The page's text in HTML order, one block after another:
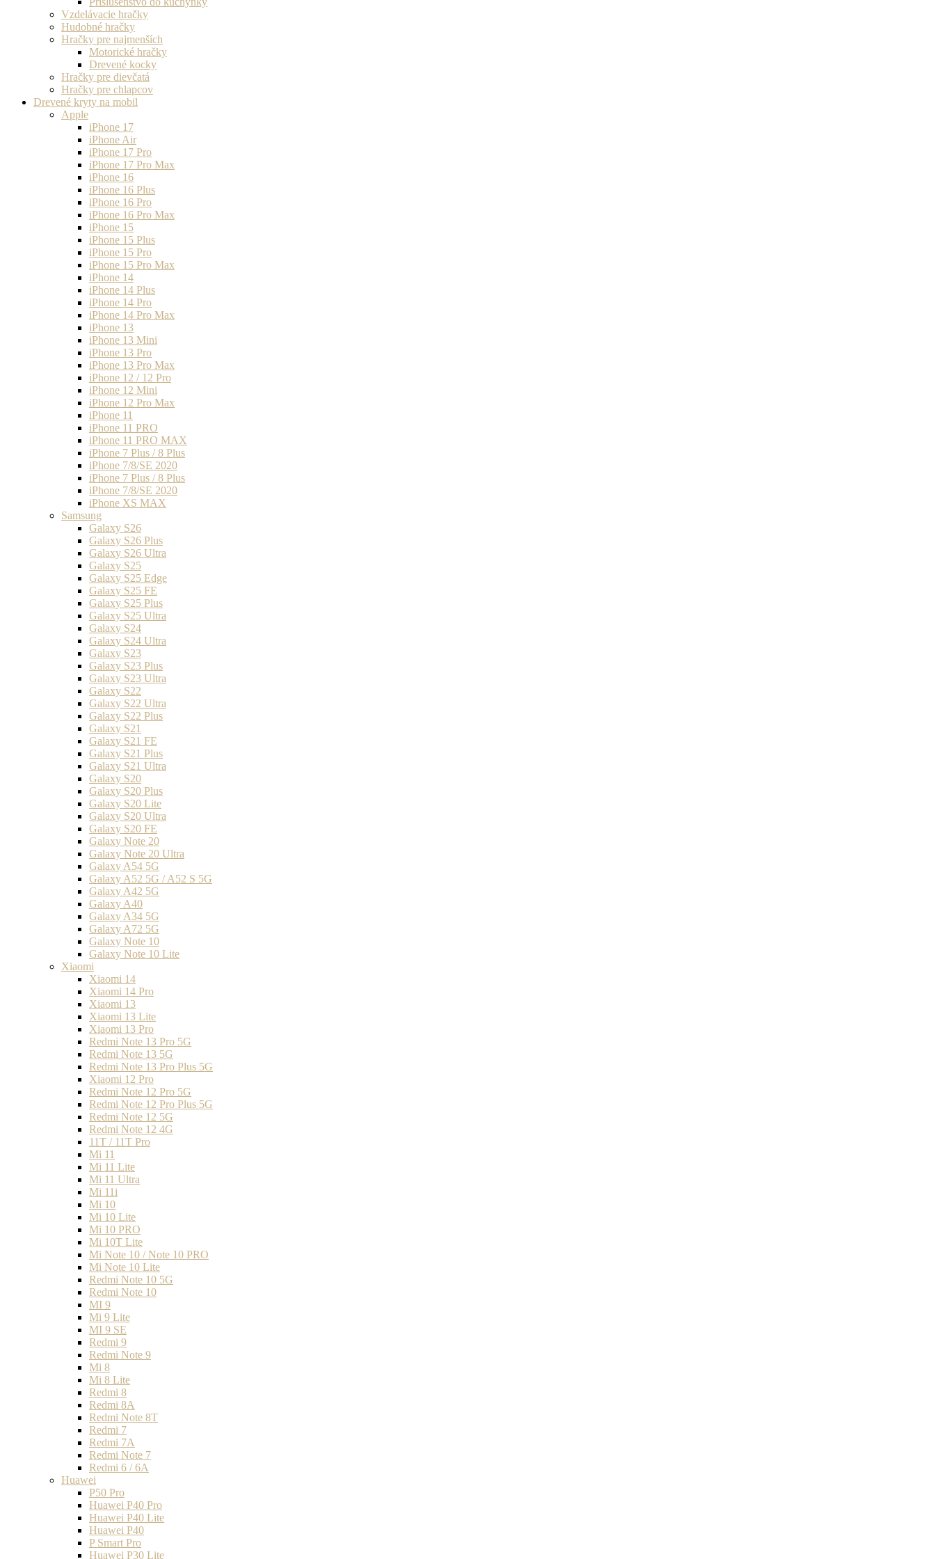
Vzdelávacie hračky
Hudobné hračky
Hračky pre najmenších
Motorické hračky
Drevené kocky
Hračky pre dievčatá
Hračky pre chlapcov
Drevené kryty na mobil
Apple
iPhone 17
iPhone Air
iPhone 17 Pro
iPhone 17 Pro Max
iPhone 16
iPhone 16 Plus
iPhone 16 Pro
iPhone 16 Pro Max
iPhone 15
iPhone 15 Plus
iPhone 15 Pro
iPhone 15 Pro Max
iPhone 14
iPhone 14 Plus
iPhone 14 Pro
iPhone 14 Pro Max
iPhone 13
iPhone 13 Mini
iPhone 13 Pro
iPhone 13 Pro Max
iPhone 12 / 12 Pro
iPhone 12 Mini
iPhone 12 Pro Max
iPhone 11
iPhone 11 PRO
iPhone 11 PRO MAX
iPhone 7 Plus / 8 Plus
iPhone 7/8/SE 2020
iPhone 7 Plus / 8 Plus
iPhone 7/8/SE 2020
iPhone XS MAX
Samsung
Galaxy S26
Galaxy S26 Plus
Galaxy S26 Ultra
Galaxy S25
Galaxy S25 Edge
Galaxy S25 FE
Galaxy S25 Plus
Galaxy S25 Ultra
Galaxy S24
Galaxy S24 Ultra
Galaxy S23
Galaxy S23 Plus
Galaxy S23 Ultra
Galaxy S22
Galaxy S22 Ultra
Galaxy S22 Plus
Galaxy S21
Galaxy S21 FE
Galaxy S21 Plus
Galaxy S21 Ultra
Galaxy S20
Galaxy S20 Plus
Galaxy S20 Lite
Galaxy S20 Ultra
Galaxy S20 FE
Galaxy Note 20
Galaxy Note 20 Ultra
Galaxy A54 5G
Galaxy A52 5G / A52 S 5G
Galaxy A42 5G
Galaxy A40
Galaxy A34 5G
Galaxy A72 5G
Galaxy Note 10
Galaxy Note 10 Lite
Xiaomi
Xiaomi 14
Xiaomi 14 Pro
Xiaomi 13
Xiaomi 13 Lite
Xiaomi 13 Pro
Redmi Note 13 Pro 5G
Redmi Note 13 5G
Redmi Note 13 Pro Plus 5G
Xiaomi 12 Pro
Redmi Note 12 Pro 5G
Redmi Note 12 Pro Plus 5G
Redmi Note 12 5G
Redmi Note 12 4G
11T / 11T Pro
Mi 11
Mi 11 Lite
Mi 11 Ultra
Mi 11i
Mi 10
Mi 10 Lite
Mi 10 PRO
Mi 10T Lite
Mi Note 10 / Note 10 PRO
Mi Note 10 Lite
Redmi Note 10 5G
Redmi Note 10
MI 9
Mi 9 Lite
MI 9 SE
Redmi 9
Redmi Note 9
Mi 8
Mi 8 Lite
Redmi 8
Redmi 8A
Redmi Note 8T
Redmi 7
Redmi 7A
Redmi Note 7
Redmi 6 / 6A
Huawei
P50 Pro
Huawei P40 Pro
Huawei P40 Lite
Huawei P40
P Smart Pro
Huawei P30 Lite